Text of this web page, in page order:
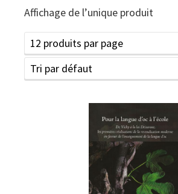
Affichage de l’unique produit